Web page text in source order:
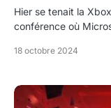
Hier se tenait la
conférence où
18 octobre 2024